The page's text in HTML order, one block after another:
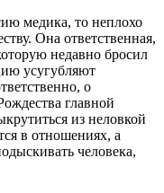
медика, то неплохо
Она ответственная,
недавно бросил
усугубляют
о
главной
из неловкой
в отношениях, а
человека,